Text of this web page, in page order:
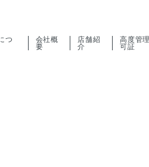
つ
会社概
要
店舗紹
介
高度管
可証